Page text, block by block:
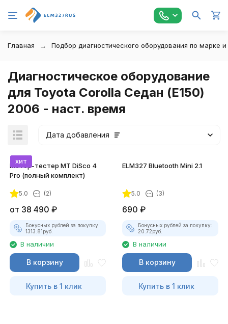
Главная Подбор диагностического оборудования по марке
Диагностическое оборудование
для Toyota Corolla Седан (E150)
2006 - наст. время
Дата добавления
хит
Мотор-тестер MT DiSco 4
Pro (полный комплект)
5.0 (2)
от 38 490 ₽
Бонусных рублей за покупку:
1313.81руб.
В наличии
В корзину
Купить в 1 клик
ELM327 Bluetooth Mini 2.1
5.0 (3)
690 ₽
Бонусных рублей за покупку:
20.72руб.
В наличии
В корзину
Купить в 1 клик